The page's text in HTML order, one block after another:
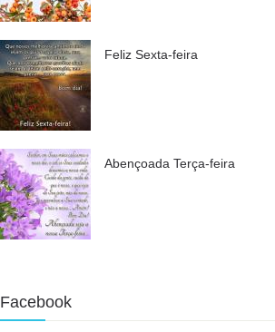
Feliz Sexta-feira
Abençoada Terça-feira
Facebook